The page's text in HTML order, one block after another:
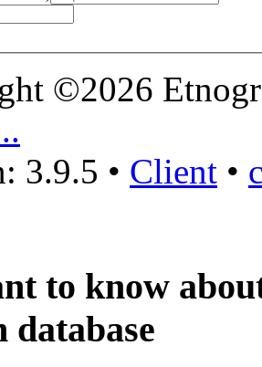
©2026
3.9.5 • Client •
to know
database